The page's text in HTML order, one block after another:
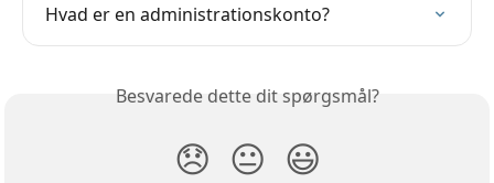
Hvad er en administrationskonto?
Besvarede dette dit spørgsmål?
😞 😐 😃